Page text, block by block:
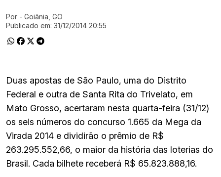
Ir direto pra matéria
Por - Goiânia, GO
Publicado em: 31/12/2014 20:55
Duas apostas de São Paulo, uma do Distrito
Federal e outra de Santa Rita do Trivelato, em
Mato Grosso, acertaram nesta quarta-feira (31/12)
os seis números do concurso 1.665 da Mega da
Virada 2014 e dividirão o prêmio de R$
263.295.552,66, o maior da história das loterias do
Brasil. Cada bilhete receberá R$ 65.823.888,16.